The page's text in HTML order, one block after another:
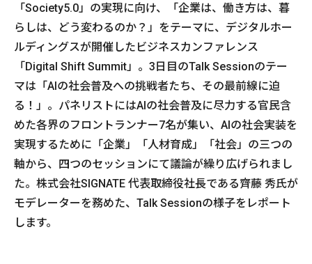
「Society5.0」の実現に向け、「企業は、働き方は、暮
らしは、どう変わるのか？」をテーマに、デジタルホー
ルディングスが開催したビジネスカンファレンス
「Digital Shift Summit」。3日目のTalk Sessionのテー
マは「AIの社会普及への挑戦者たち、その最前線に迫
る！」。パネリストにはAIの社会普及に尽力する官民含
めた各界のフロントランナー7名が集い、AIの社会実装を
実現するために「企業」「人材育成」「社会」の三つの
軸から、四つのセッションにて議論が繰り広げられまし
た。株式会社SIGNATE 代表取締役社長である齊藤 秀氏が
モデレーターを務めた、Talk Sessionの様子をレポート
します。